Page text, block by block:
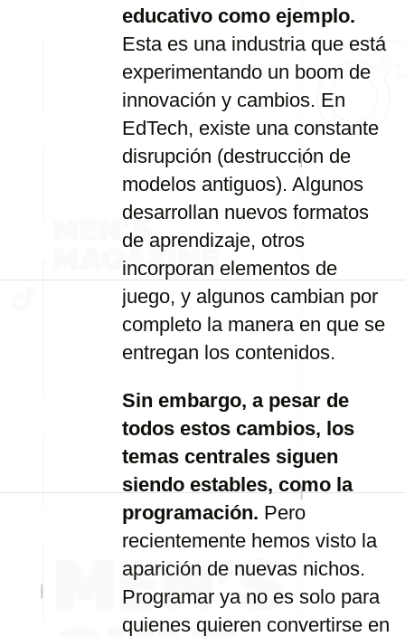
educativo como ejemplo.
Esta es una industria que está
experimentando un boom de
innovación y cambios. En
EdTech, existe una constante
disrupción (destrucción de
modelos antiguos). Algunos
desarrollan nuevos formatos
de aprendizaje, otros
incorporan elementos de
juego, y algunos cambian por
completo la manera en que se
entregan los contenidos.
Sin embargo, a pesar de
todos estos cambios, los
temas centrales siguen
siendo estables, como la
programación. Pero
recientemente hemos visto la
aparición de nuevas nichos.
Programar ya no es solo para
quienes quieren convertirse en